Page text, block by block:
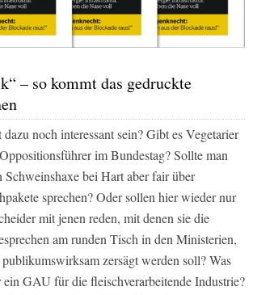
– so kommt das gedruckte
noch interessant sein? Gibt es Vegetarier
im Bundestag? Sollte man
Schweinshaxe bei Hart aber fairüber
sprechen? Oder sollen hier wieder nur
mit jenen reden, mit denen sie die
am runden Tisch in den Ministerien,
zersägt werden soll? Was
GAU für die fleischverarbeitende Industrie?